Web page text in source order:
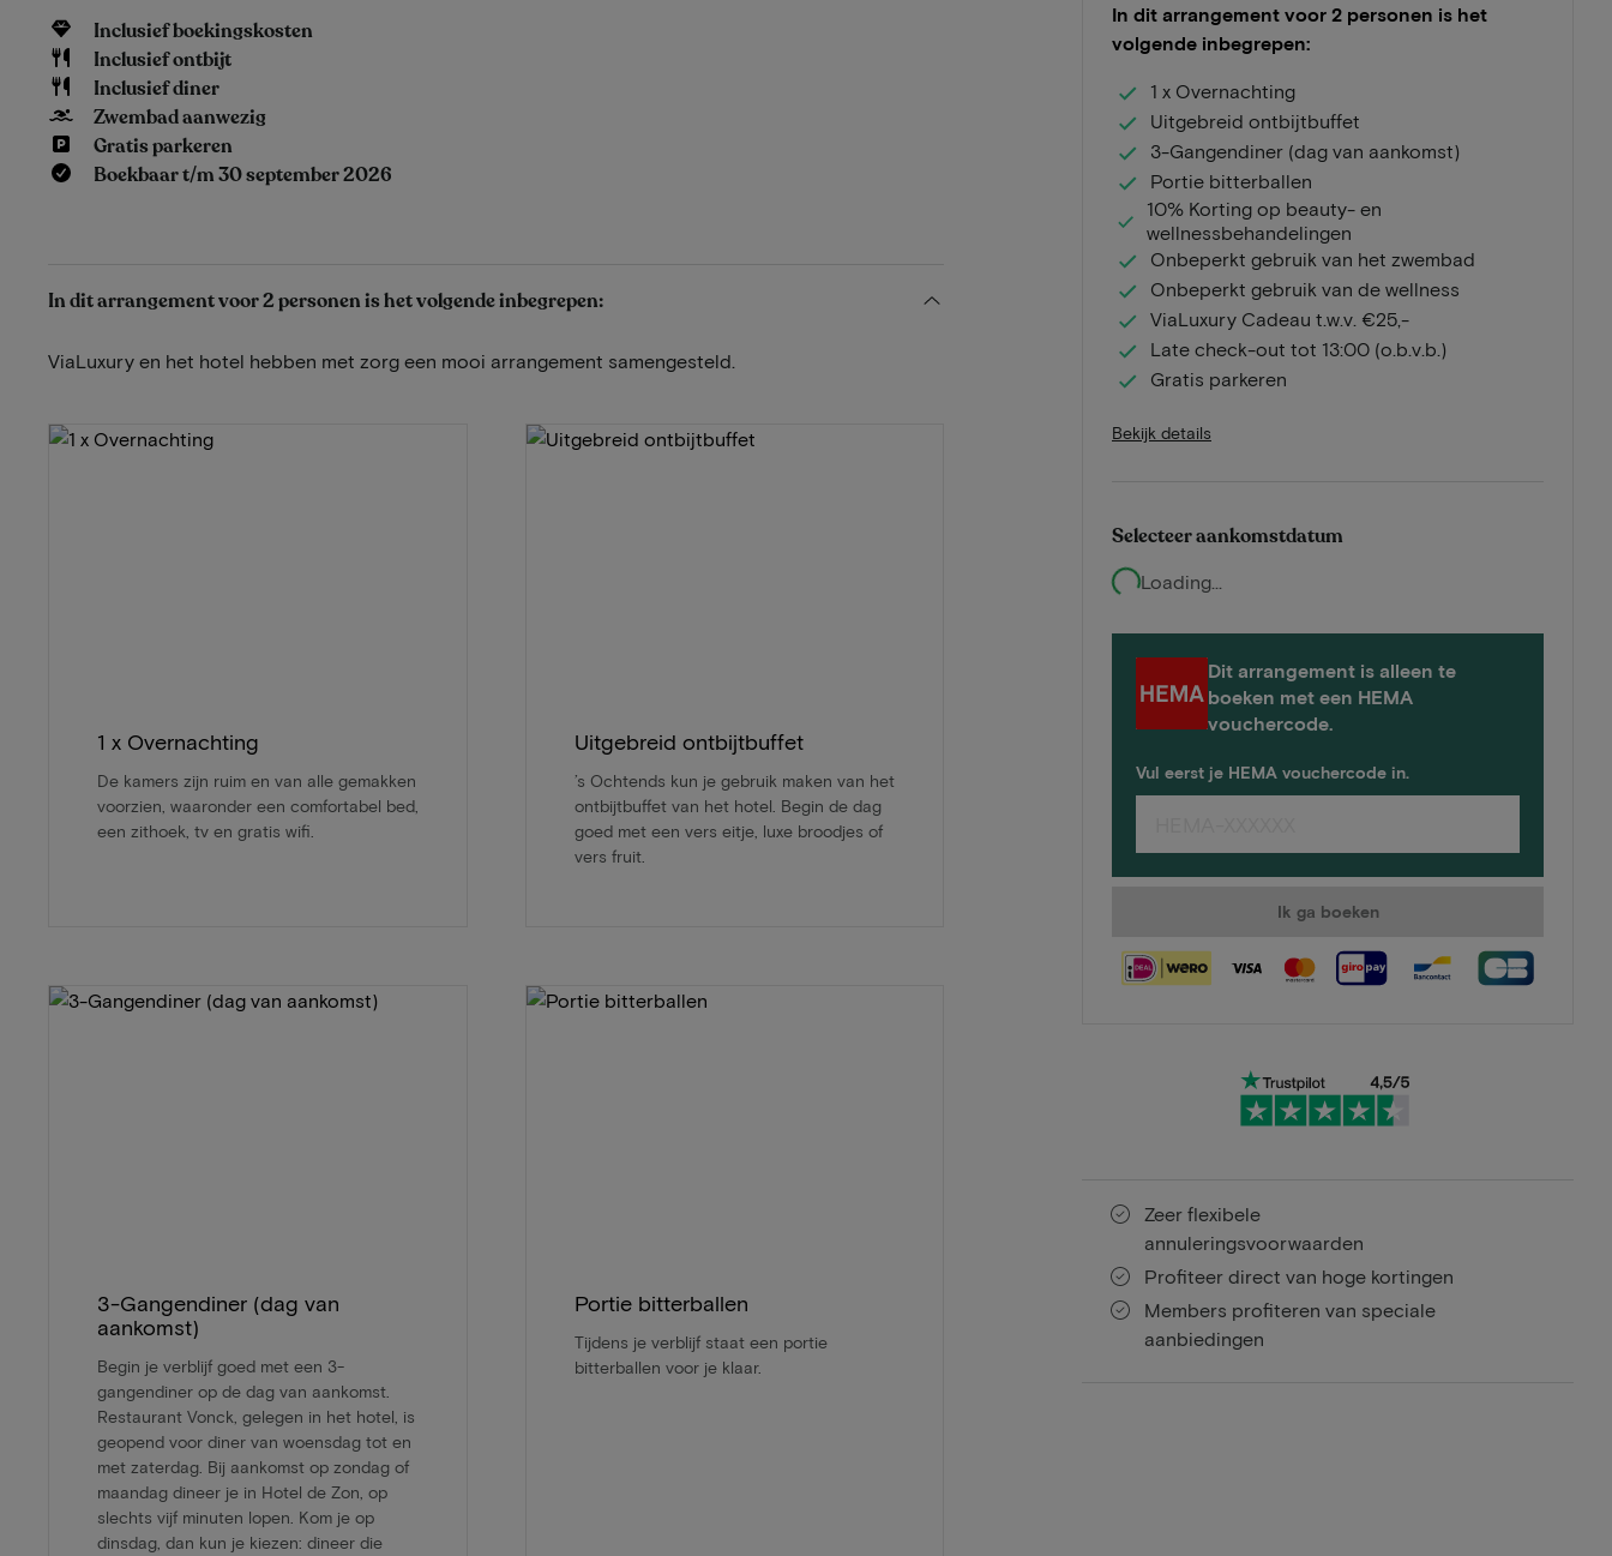
In dit arrangement voor 2 personen is het
volgende inbegrepen:
1 x Overnachting
Uitgebreid ontbijtbuffet
3-Gangendiner (dag van aankomst)
Portie bitterballen
10% Korting op beauty- en
wellnessbehandelingen
Onbeperkt gebruik van het zwembad
Onbeperkt gebruik van de wellness
ViaLuxury Cadeau t.w.v. €25,-
Late check-out tot 13:00 (o.b.v.b.)
Gratis parkeren
Bekijk details
Selecteer aankomstdatum
Loading...
Dit arrangement is alleen te
boeken met een HEMA
vouchercode.
Vul eerst je HEMA vouchercode in.
Ik ga boeken
Zeer flexibele
annuleringsvoorwaarden
Profiteer direct van hoge kortingen
Members profiteren van speciale
aanbiedingen
Inclusief boekingskosten
Inclusief ontbijt
Inclusief diner
Zwembad aanwezig
Gratis parkeren
Boekbaar t/m 30 september 2026
In dit arrangement voor 2 personen is het volgende inbegrepen:
ViaLuxury en het hotel hebben met zorg een mooi arrangement samengesteld.
1 x Overnachting
De kamers zijn ruim en van alle gemakken
voorzien, waaronder een comfortabel bed,
een zithoek, tv en gratis wifi.
Uitgebreid ontbijtbuffet
’s Ochtends kun je gebruik maken van het
ontbijtbuffet van het hotel. Begin de dag
goed met een vers eitje, luxe broodjes of
vers fruit.
3-Gangendiner (dag van
aankomst)
Begin je verblijf goed met een 3-
gangendiner op de dag van aankomst.
Restaurant Vonck, gelegen in het hotel, is
geopend voor diner van woensdag tot en
met zaterdag. Bij aankomst op zondag of
maandag dineer je in Hotel de Zon, op
slechts vijf minuten lopen. Kom je op
dinsdag, dan kun je kiezen: dineer die
Portie bitterballen
Tijdens je verblijf staat een portie
bitterballen voor je klaar.